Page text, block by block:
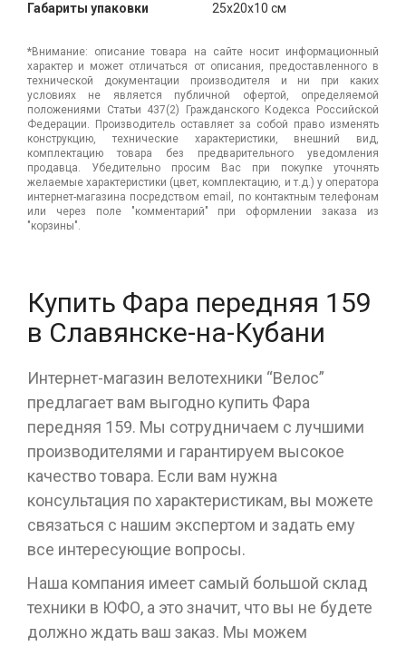
Габариты упаковки 25x20x10 см
*Внимание: описание товара на сайте носит информационный
характер и может отличаться от описания, предоставленного в
технической документации производителя и ни при каких
условиях не является публичной офертой, определяемой
положениями Статьи 437(2) Гражданского Кодекса Российской
Федерации. Производитель оставляет за собой право изменять
конструкцию, технические характеристики, внешний вид,
комплектацию товара без предварительного уведомления
продавца. Убедительно просим Вас при покупке уточнять
желаемые характеристики (цвет, комплектацию, и т.д.) у оператора
интернет-магазина посредством email, по контактным телефонам
или через поле "комментарий" при оформлении заказа из
"корзины".
Купить Фара передняя 159
в Славянске-на-Кубани
Интернет-магазин велотехники “Велос”
предлагает вам выгодно купить Фара
передняя 159. Мы сотрудничаем с лучшими
производителями и гарантируем высокое
качество товара. Если вам нужна
консультация по характеристикам, вы можете
связаться с нашим экспертом и задать ему
все интересующие вопросы.
Наша компания имеет самый большой склад
техники в ЮФО, а это значит, что вы не будете
должно ждать ваш заказ. Мы можем